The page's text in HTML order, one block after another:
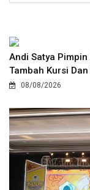
Andi Satya
Tambah Kursi
08/08/2026